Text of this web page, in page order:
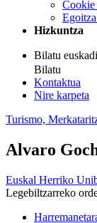
Hizkuntza
Bilatu
Bilatu
Kontaktua
Nire karpeta
Turismo,
Alvaro
Euskal Herriko
Legebiltzarreko